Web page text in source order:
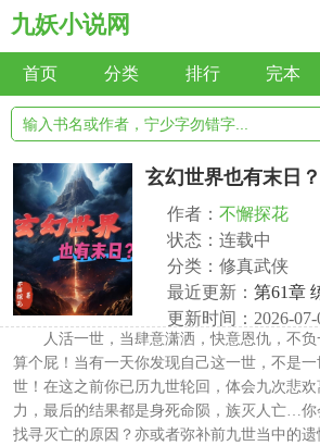
九妖小说网
首页 分类 排行 完本
玄幻世界也有末日？
作者： 不懈探花
状态：连载中
分类：修真武侠
最近更新： 第61章
更新时间：2026-07-
人活一世，当肆意潇洒，快意恩仇，不
算个屁！当有一天你发现自己这一世，不是
世！在这之前你已历九世轮回，体会九次悲
力，最后的结果都是身死命陨，族灭人亡…
找寻灭亡的原因？亦或者弥补前九世当中的